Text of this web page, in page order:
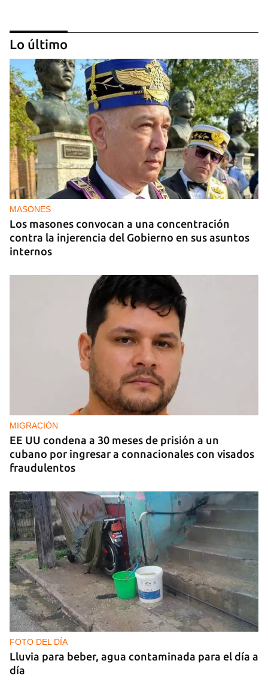
MIAMI
La hija de un diplomático castrista expulsado de
EE UU en 2003 está bajo custodia del ICE
Lo último
MASONES
Los masones convocan a una concentración
contra la injerencia del Gobierno en sus asuntos
internos
MIGRACIÓN
EE UU condena a 30 meses de prisión a un
cubano por ingresar a connacionales con visados
fraudulentos
FOTO DEL DÍA
Lluvia para beber, agua contaminada para el día a
día